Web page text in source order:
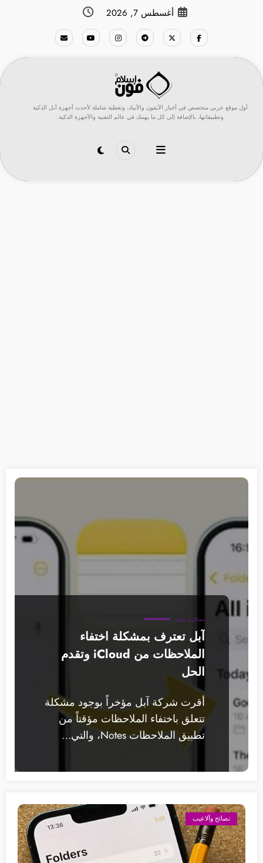
أغسطس 7, 2026
أول موقع عربي متخصص في أخبار الآيفون والآيباد، وتغطية شاملة لأحدث أجهزة أبل الذكية
وتطبيقاتها، بالإضافة إلى كل ما يهمك في عالم التقنية والأجهزة الذكية.
مشاكل و حلول
آبل تعترف بمشكلة اختفاء
الملاحظات من iCloud وتقدم
الحل
أقرت شركة آبل مؤخراً بوجود مشكلة
تتعلق باختفاء الملاحظات مؤقتاً من
تطبيق الملاحظات Notes، والتي…
نصائح وألاعيب